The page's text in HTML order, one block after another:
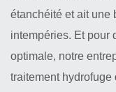
étanchéité et ait une
intempéries. Et pour
optimale, notre
traitement hydrofuge